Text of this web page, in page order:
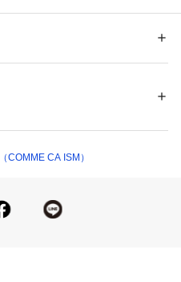
です。
た。
吸湿性をもつ
％
COMME CA ISM）